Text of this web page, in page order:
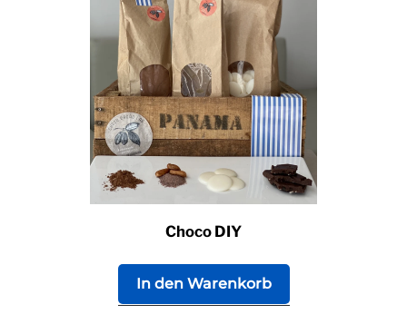
Choco DIY
In den Warenkorb